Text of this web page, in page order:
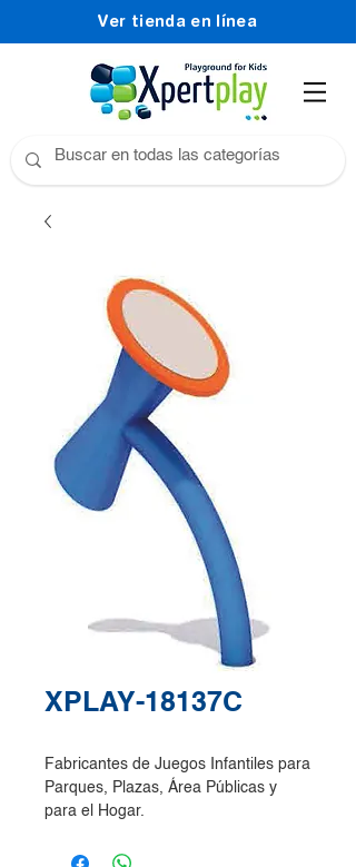
Ver tienda en línea
XPLAY-18137C
Fabricantes de Juegos Infantiles para
Parques, Plazas, Área Públicas y
para el Hogar.